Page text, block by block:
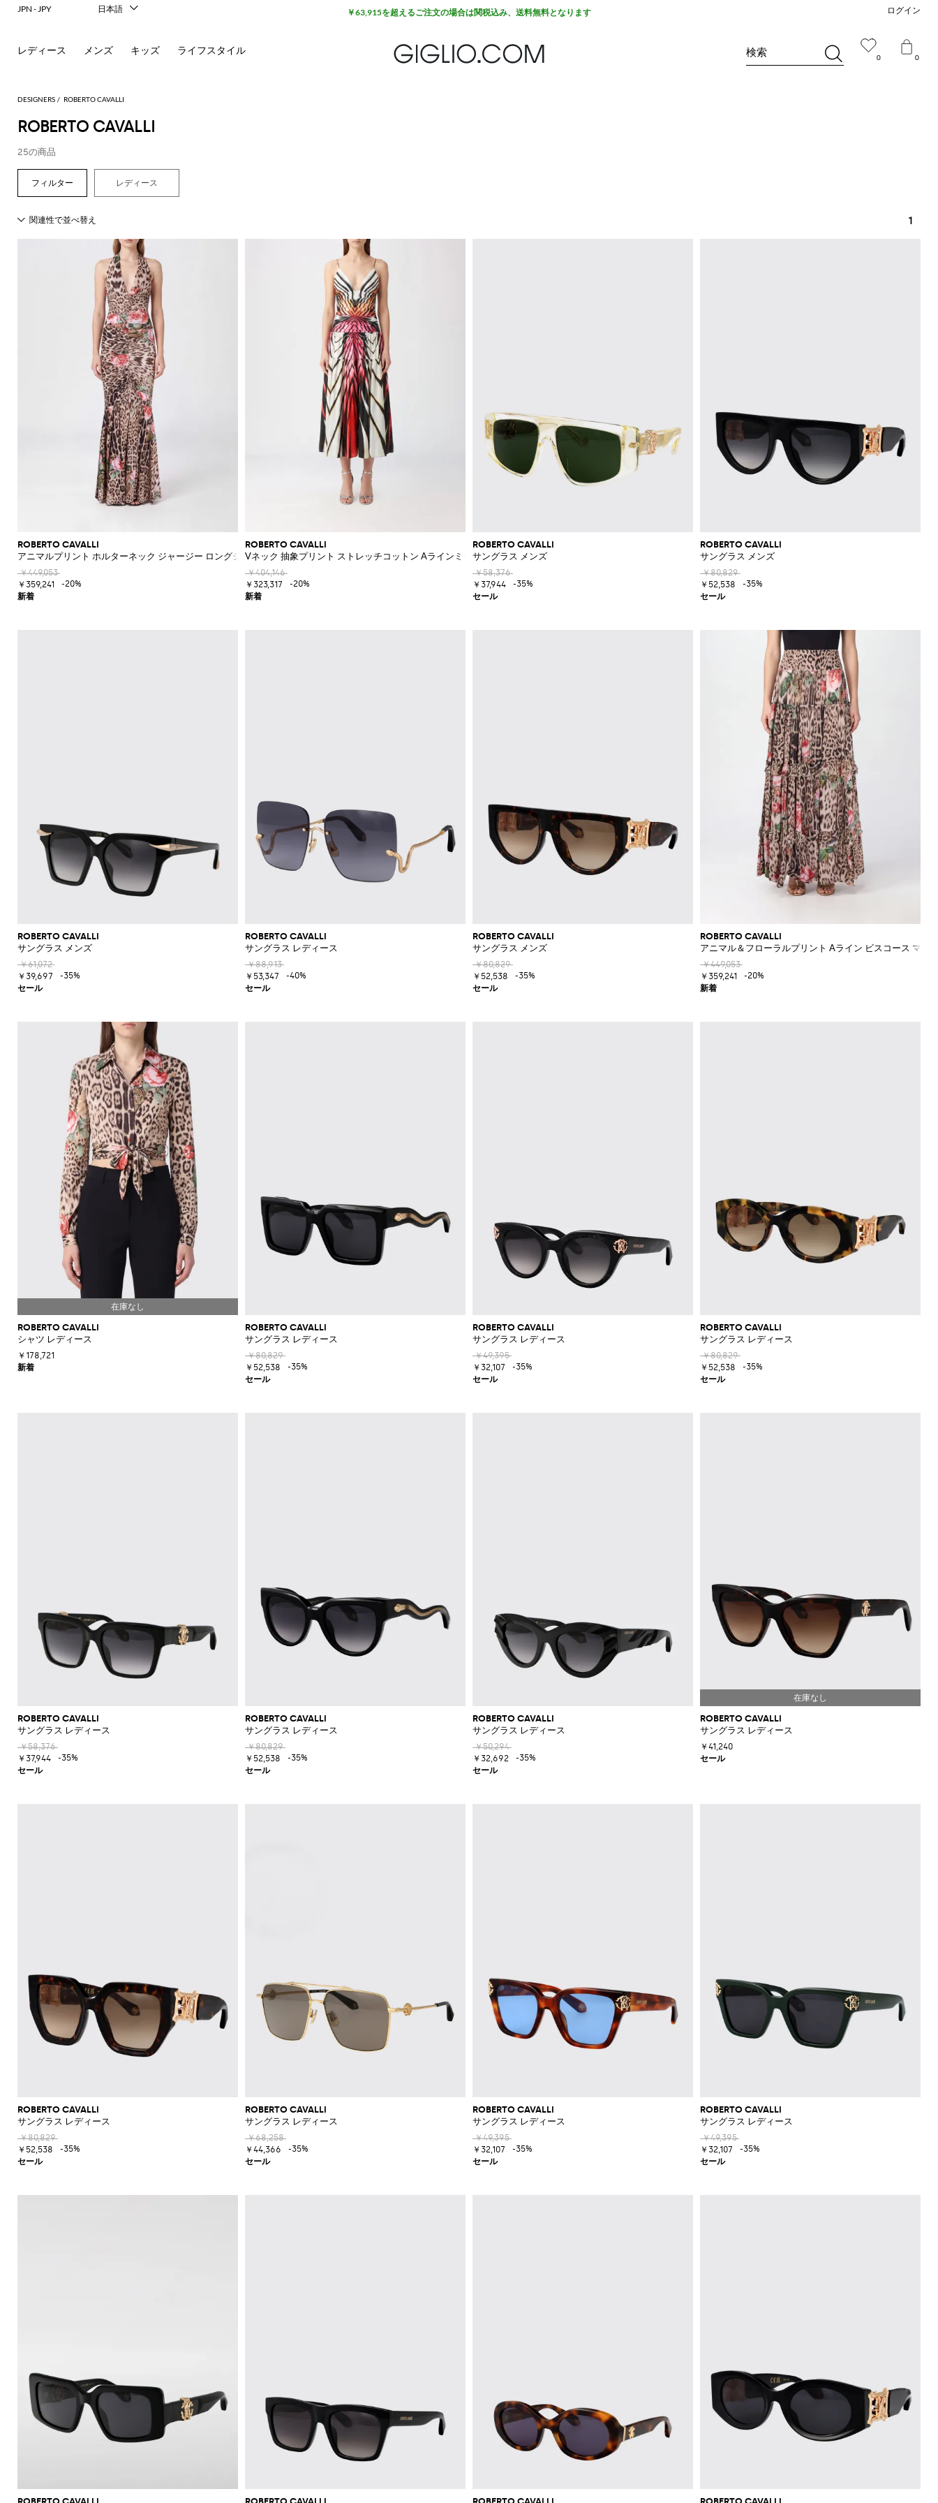
DESIGNERS ROBERTO CAVALLI
ROBERTO CAVALLI
25の商品
レディース
1
ROBERTO CAVALLI
アニマルプリント ホルターネック ジャージー ロングシースドレス
￥449,053
￥359,241
-20%
ROBERTO CAVALLI
Vネック 抽象プリント ストレッチコットン Aラインミディドレス
￥404,146
￥323,317
-20%
ROBERTO CAVALLI
サングラス メンズ
￥58,376
￥37,944
-35%
ROBERTO CAVALLI
サングラス メンズ
￥80,829
￥52,538
-35%
ROBERTO CAVALLI
サングラス メンズ
￥61,072
￥39,697
-35%
ROBERTO CAVALLI
サングラス レディース
￥88,913
￥53,347
-40%
ROBERTO CAVALLI
サングラス メンズ
￥80,829
￥52,538
-35%
ROBERTO CAVALLI
アニマル＆フローラルプリント Aライン ビスコース マキ
￥449,053
￥359,241
-20%
ROBERTO CAVALLI
シャツ レディース
￥178,721
ROBERTO CAVALLI
サングラス レディース
￥80,829
￥52,538
-35%
ROBERTO CAVALLI
サングラス レディース
￥49,395
￥32,107
-35%
ROBERTO CAVALLI
サングラス レディース
￥80,829
￥52,538
-35%
ROBERTO CAVALLI
サングラス レディース
￥58,376
￥37,944
-35%
ROBERTO CAVALLI
サングラス レディース
￥80,829
￥52,538
-35%
ROBERTO CAVALLI
サングラス レディース
￥50,294
￥32,692
-35%
ROBERTO CAVALLI
サングラス レディース
￥41,240
ROBERTO CAVALLI
サングラス レディース
￥80,829
￥52,538
-35%
ROBERTO CAVALLI
サングラス レディース
￥68,258
￥44,366
-35%
ROBERTO CAVALLI
サングラス レディース
￥49,395
￥32,107
-35%
ROBERTO CAVALLI
サングラス レディース
￥49,395
￥32,107
-35%
0 0
検索
ログイン
レディース メンズ キッズ ライフスタイル
￥63,915を超えるご注文の場合は関税込み、送料無料となります
JPN - JPY
日本語
Français
中文
Русский